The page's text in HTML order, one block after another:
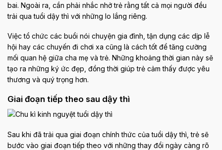
bai. Ngoài ra, cần phải nhắc nhở trẻ rằng tất cả mọi người đều
trải qua tuổi dậy thì với những lo lắng riêng.
Việc tổ chức các buổi nói chuyện gia đình, tận dụng các dịp lễ
hội hay các chuyến đi chơi xa cũng là cách tốt để tăng cường
mối quan hệ giữa cha mẹ và trẻ. Những khoảng thời gian này sẽ
tạo ra những ký ức đẹp, đồng thời giúp trẻ cảm thấy được yêu
thương và quý trọng hơn.
Giai đoạn tiếp theo sau dậy thì
Sau khi đã trải qua giai đoạn chính thức của tuổi dậy thì, trẻ sẽ
bước vào giai đoạn tiếp theo với những thay đổi ngày càng rõ